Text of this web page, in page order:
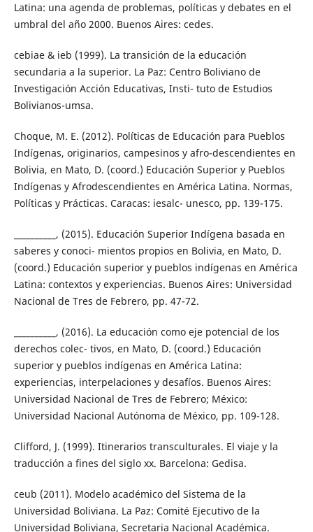
Latina: una agenda de problemas, políticas y debates en el
umbral del año 2000. Buenos Aires: cedes.
cebiae & ieb (1999). La transición de la educación
secundaria a la superior. La Paz: Centro Boliviano de
Investigación Acción Educativas, Insti- tuto de Estudios
Bolivianos-umsa.
Choque, M. E. (2012). Políticas de Educación para Pueblos
Indígenas, originarios, campesinos y afro-descendientes en
Bolivia, en Mato, D. (coord.) Educación Superior y Pueblos
Indígenas y Afrodescendientes en América Latina. Normas,
Políticas y Prácticas. Caracas: iesalc- unesco, pp. 139-175.
__________, (2015). Educación Superior Indígena basada en
saberes y conoci- mientos propios en Bolivia, en Mato, D.
(coord.) Educación superior y pueblos indígenas en América
Latina: contextos y experiencias. Buenos Aires: Universidad
Nacional de Tres de Febrero, pp. 47-72.
__________, (2016). La educación como eje potencial de los
derechos colec- tivos, en Mato, D. (coord.) Educación
superior y pueblos indígenas en América Latina:
experiencias, interpelaciones y desafíos. Buenos Aires:
Universidad Nacional de Tres de Febrero; México:
Universidad Nacional Autónoma de México, pp. 109-128.
Clifford, J. (1999). Itinerarios transculturales. El viaje y la
traducción a fines del siglo xx. Barcelona: Gedisa.
ceub (2011). Modelo académico del Sistema de la
Universidad Boliviana. La Paz: Comité Ejecutivo de la
Universidad Boliviana, Secretaria Nacional Académica.